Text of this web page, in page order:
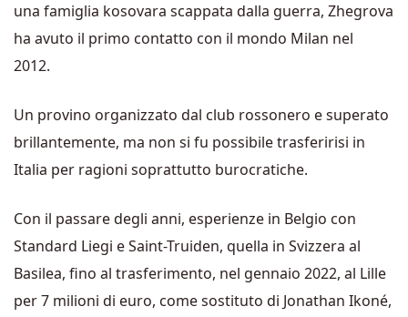
una famiglia kosovara scappata dalla guerra, Zhegrova
ha avuto il primo contatto con il mondo Milan nel
2012.
Un provino organizzato dal club rossonero e superato
brillantemente, ma non si fu possibile trasferirisi in
Italia per ragioni soprattutto burocratiche.
Con il passare degli anni, esperienze in Belgio con
Standard Liegi e Saint-Truiden, quella in Svizzera al
Basilea, fino al trasferimento, nel gennaio 2022, al Lille
per 7 milioni di euro, come sostituto di Jonathan Ikoné,